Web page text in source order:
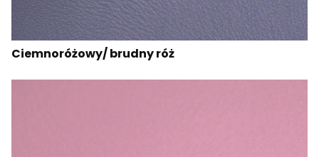
Ciemnoróżowy/ brudny róż